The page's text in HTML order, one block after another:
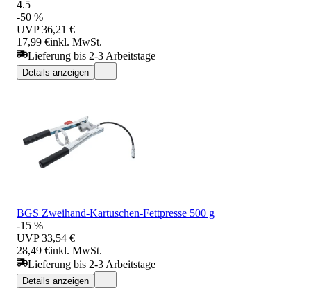
4.5
-50 %
UVP 36,21 €
17,99 €inkl. MwSt.
Lieferung bis 2-3 Arbeitstage
Details anzeigen
BGS Zweihand-Kartuschen-Fettpresse 500 g
-15 %
UVP 33,54 €
28,49 €inkl. MwSt.
Lieferung bis 2-3 Arbeitstage
Details anzeigen